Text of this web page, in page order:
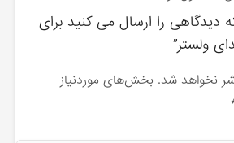
دیدگاهی را ارسال می کنید برای
ولستر”
نخواهد شد. بخش‌های موردنیاز